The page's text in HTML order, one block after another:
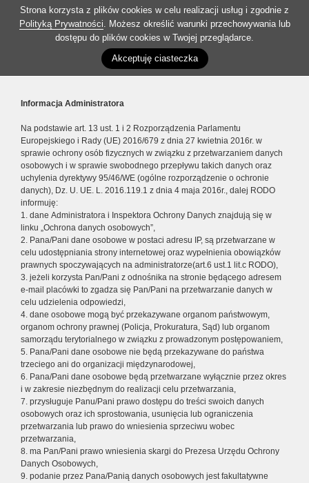
Strona korzysta z plików cookies w celu realizacji usług i zgodnie z
Polityką Prywatności. Możesz określić warunki przechowywania lub
dostępu do plików cookies w Twojej przeglądarce.
Akceptuję ciasteczka
Informacja Administratora
Na podstawie art. 13 ust. 1 i 2 Rozporządzenia Parlamentu
Europejskiego i Rady (UE) 2016/679 z dnia 27 kwietnia 2016r. w
sprawie ochrony osób fizycznych w związku z przetwarzaniem danych
osobowych i w sprawie swobodnego przepływu takich danych oraz
uchylenia dyrektywy 95/46/WE (ogólne rozporządzenie o ochronie
danych), Dz. U. UE. L. 2016.119.1 z dnia 4 maja 2016r., dalej RODO
informuję:
1. dane Administratora i Inspektora Ochrony Danych znajdują się w
linku „Ochrona danych osobowych”,
2. Pana/Pani dane osobowe w postaci adresu IP, są przetwarzane w
celu udostępniania strony internetowej oraz wypełnienia obowiązków
prawnych spoczywających na administratorze(art.6 ust.1 lit.c RODO),
3. jeżeli korzysta Pan/Pani z odnośnika na stronie będącego adresem
e-mail placówki to zgadza się Pan/Pani na przetwarzanie danych w
celu udzielenia odpowiedzi,
4. dane osobowe mogą być przekazywane organom państwowym,
organom ochrony prawnej (Policja, Prokuratura, Sąd) lub organom
samorządu terytorialnego w związku z prowadzonym postępowaniem,
5. Pana/Pani dane osobowe nie będą przekazywane do państwa
trzeciego ani do organizacji międzynarodowej,
6. Pana/Pani dane osobowe będą przetwarzane wyłącznie przez okres
i w zakresie niezbędnym do realizacji celu przetwarzania,
7. przysługuje Panu/Pani prawo dostępu do treści swoich danych
osobowych oraz ich sprostowania, usunięcia lub ograniczenia
przetwarzania lub prawo do wniesienia sprzeciwu wobec
przetwarzania,
8. ma Pan/Pani prawo wniesienia skargi do Prezesa Urzędu Ochrony
Danych Osobowych,
9. podanie przez Pana/Panią danych osobowych jest fakultatywne